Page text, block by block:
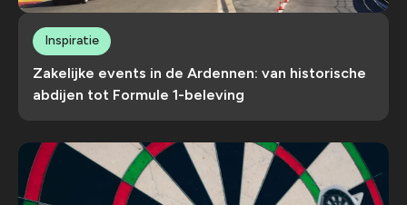
Zakelijke events in de Ardennen: van historische
abdijen tot Formule 1-beleving
Inspiratie